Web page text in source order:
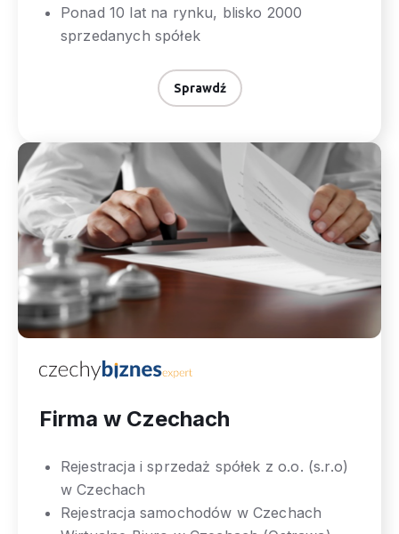
Ponad 10 lat na rynku, blisko 2000
sprzedanych spółek
Sprawdź
Firma w Czechach
Rejestracja i sprzedaż spółek z o.o. (s.r.o)
w Czechach
Rejestracja samochodów w Czechach